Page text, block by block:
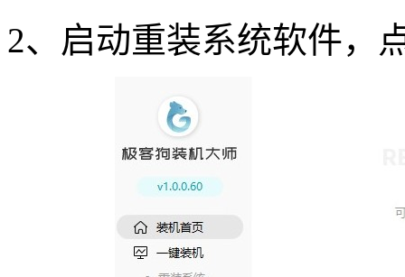
2、启动重装系统软件，